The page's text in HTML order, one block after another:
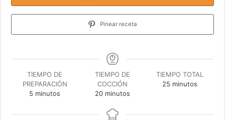
Pinear receta
TIEMPO DE
PREPARACIÓN
5 minutos
minutos
TIEMPO DE
COCCIÓN
20minutos
minutos
TIEMPO TOTAL
25 minutos
minutos